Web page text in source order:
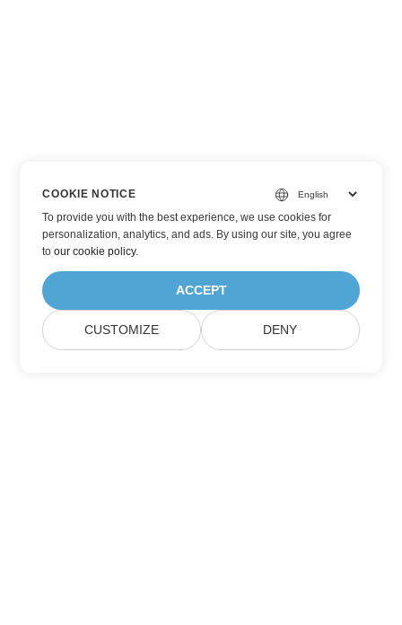
COOKIE NOTICE
To provide you with the best experience, we use cookies for
personalization, analytics, and ads. By using our site, you agree
toour cookie policy.
ACCEPT
CUSTOMIZE DENY